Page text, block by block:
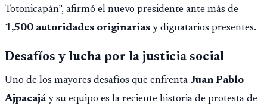
Totonicapán”, afirmó el nuevo presidente ante más de
1,500 autoridades originarias y dignatarios presentes.
Desafíos y lucha por la justicia social
Uno de los mayores desafíos que enfrenta Juan Pablo
Ajpacajáy su equipo es la reciente historia de protesta de